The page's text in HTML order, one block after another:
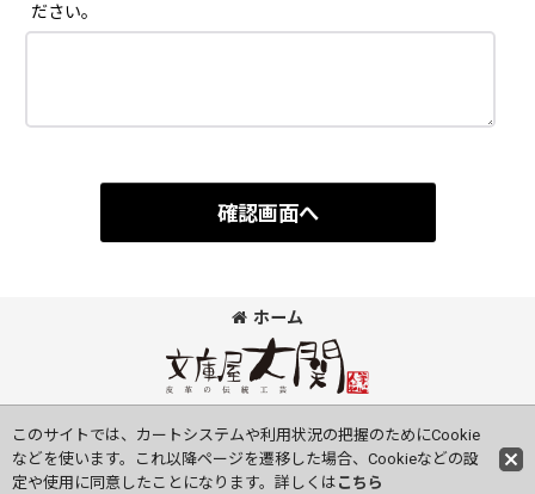
ださい。
確認画面へ
ホーム
このサイトでは、カートシステムや利用状況の把握のためにCookie
などを使います。これ以降ページを遷移した場合、Cookieなどの設
定や使用に同意したことになります。詳しくは こちら